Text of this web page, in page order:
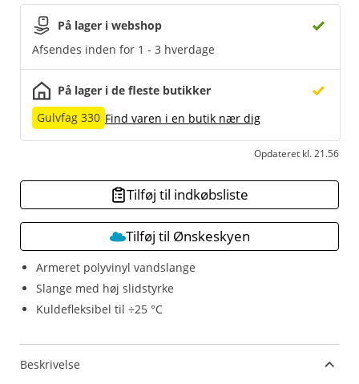
Armeret polyvinyl vandslange
Slange med høj slidstyrke
Kuldefleksibel til ÷25 °C
På lager i webshop
Afsendes inden for 1 - 3 hverdage
På lager i de fleste butikker
Gulvfag 330 Find varen i en butik nær dig
Opdateret kl. 21.56
Tilføj til indkøbsliste
Tilføj til Ønskeskyen
Beskrivelse